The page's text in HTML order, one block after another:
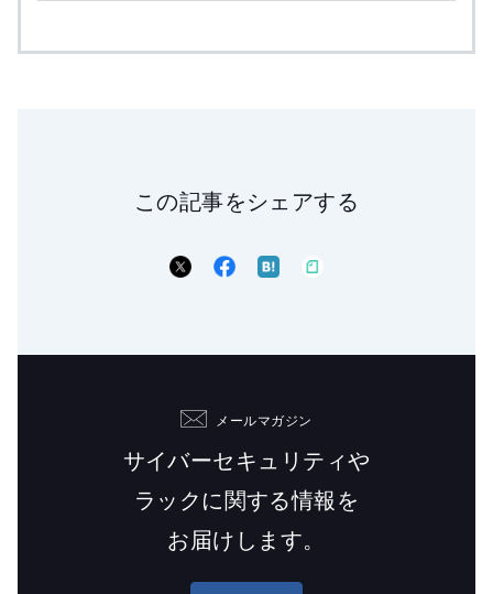
この記事をシェアする
メールマガジン
サイバーセキュリティや
ラックに関する情報を
お届けします。